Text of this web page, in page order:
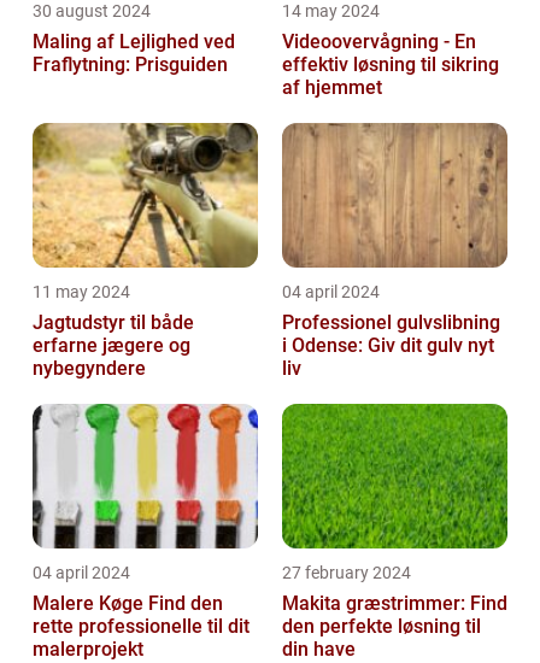
30 august 2024
Maling af Lejlighed ved
Fraflytning: Prisguiden
14 may 2024
Videoovervågning - En
effektiv løsning til sikring
af hjemmet
11 may 2024
Jagtudstyr til både
erfarne jægere og
nybegyndere
04 april 2024
Professionel gulvslibning
i Odense: Giv dit gulv nyt
liv
04 april 2024
Malere Køge Find den
rette professionelle til dit
malerprojekt
27 february 2024
Makita græstrimmer: Find
den perfekte løsning til
din have